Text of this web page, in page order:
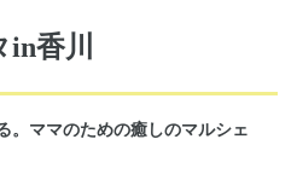
香川
。ママのための癒しのマルシェ